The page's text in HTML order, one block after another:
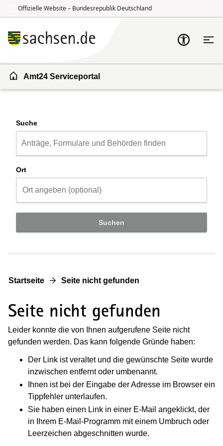
Offizielle Website – Bundesrepublik Deutschland
Amt24 Serviceportal
Suche
Ort
Suchen
Startseite Seite nicht gefunden
Seite nicht gefunden
Leider konnte die von Ihnen aufgerufene Seite nicht
gefunden werden. Das kann folgende Gründe haben:
Der Link ist veraltet und die gewünschte Seite wurde
inzwischen entfernt oder umbenannt.
Ihnen ist bei der Eingabe der Adresse im Browser ein
Tippfehler unterlaufen.
Sie haben einen Link in einer E-Mail angeklickt, der
in Ihrem E-Mail-Programm mit einem Umbruch oder
Leerzeichen abgeschnitten wurde.